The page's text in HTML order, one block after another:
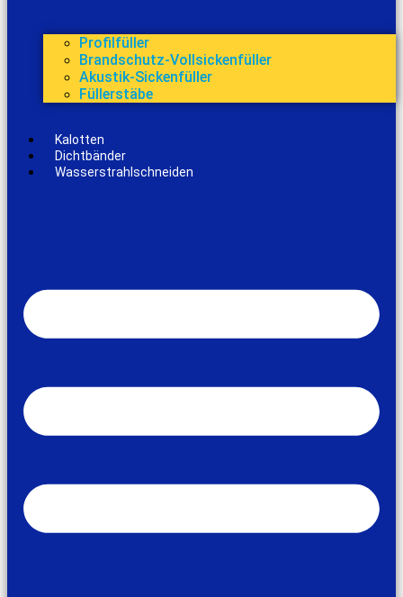
Profilfüller
Brandschutz-Vollsickenfüller
Akustik-Sickenfüller
Füllerstäbe
Kalotten
Dichtbänder
Wasserstrahlschneiden